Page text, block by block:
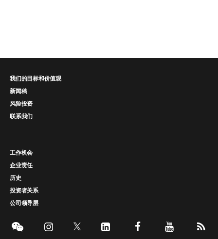
我们的目标和价值观
新闻稿
风险投资
联系我们
工作机会
企业责任
历史
投资者关系
公司领导层